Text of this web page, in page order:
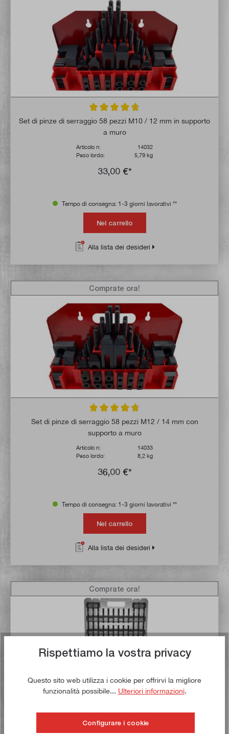
Valutazione media di 4.6 su 5 stelle
Set di pinze di serraggio 58 pezzi M10 / 12 mm in supporto
a muro
Articolo n:
14032
Peso lordo:
5,79 kg
33,00 €*
Tempo di consegna: 1-3 giorni lavorativi **
Nel carrello
Alla lista dei desideri
Valutazione media di 4.7 su 5 stelle
Set di pinze di serraggio 58 pezzi M12 / 14 mm con
supporto a muro
Articolo n:
14033
Peso lordo:
8,2 kg
36,00 €*
Comprate ora!
Tempo di consegna: 1-3 giorni lavorativi **
Nel carrello
Alla lista dei desideri
Valutazione media di 4.6 su 5 stelle
Set di morsetti di serraggio 58 pezzi M6 / 8 mm in valigetta
Comprate ora!
Rispettiamo la vostra privacy
Questo sito web utilizza i cookie per offrirvi la migliore
funzionalità possibile... Ulteriori informazioni.
Configurare i cookie